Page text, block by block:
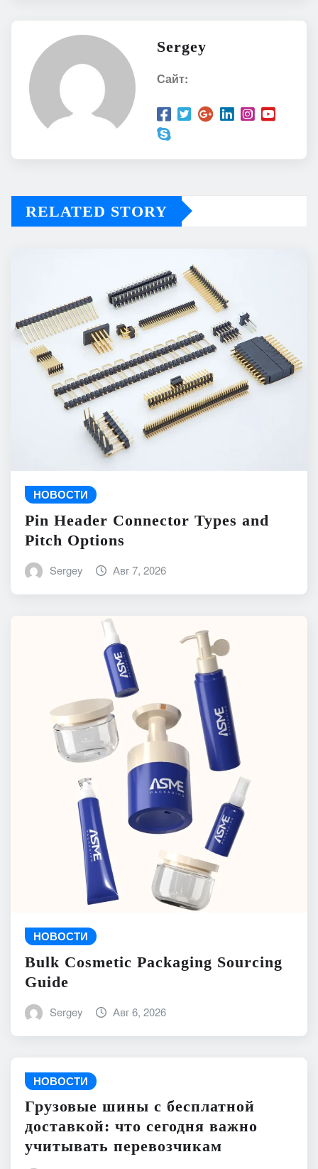
Sergey
Сайт:
RELATED STORY
НОВОСТИ
Pin Header Connector Types and
Pitch Options
Sergey Авг 7, 2026
НОВОСТИ
Bulk Cosmetic Packaging Sourcing
Guide
Sergey Авг 6, 2026
НОВОСТИ
Грузовые шины с бесплатной
доставкой: что сегодня важно
учитывать перевозчикам